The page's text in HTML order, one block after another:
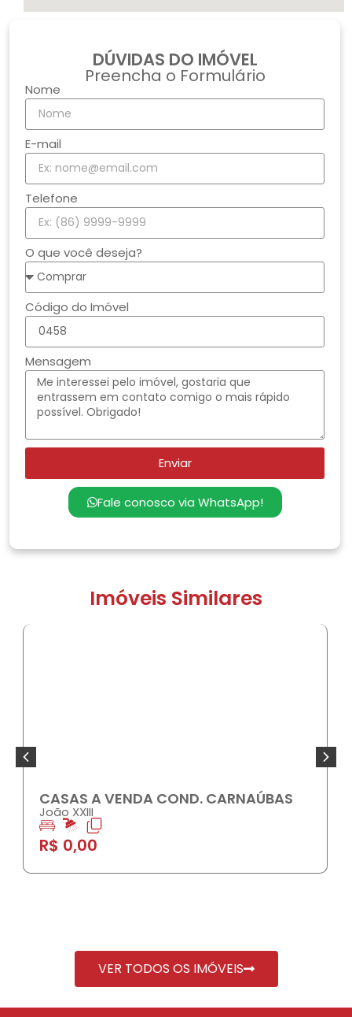
DÚVIDAS DO IMÓVEL
Preencha o Formulário
Nome
E-mail
Telefone
O que você deseja?
Código do Imóvel
Mensagem
Enviar
Fale conosco via WhatsApp!
Imóveis Similares
CASAS A VENDA COND. CARNAÚBAS
João XXIII
R$ 0,00
VER TODOS OS IMÓVEIS